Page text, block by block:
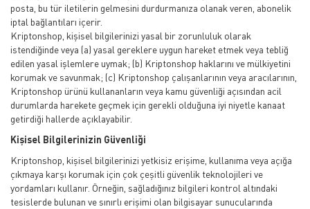
posta, bu tür iletilerin gelmesini durdurmanıza olanak veren, abonelik
iptal bağlantıları içerir.
Kriptonshop, kişisel bilgilerinizi yasal bir zorunluluk olarak
istendiğinde veya (a) yasal gereklere uygun hareket etmek veya tebliğ
edilen yasal işlemlere uymak; (b) Kriptonshop haklarını ve mülkiyetini
korumak ve savunmak; (c) Kriptonshop çalışanlarının veya aracılarının,
Kriptonshop ürünü kullananların veya kamu güvenliği açısından acil
durumlarda harekete geçmek için gerekli olduğuna iyi niyetle kanaat
getirdiği hallerde açıklayabilir.
Kişisel Bilgilerinizin Güvenliği
Kriptonshop, kişisel bilgilerinizi yetkisiz erişime, kullanıma veya açığa
çıkmaya karşı korumak için çok çeşitli güvenlik teknolojileri ve
yordamları kullanır. Örneğin, sağladığınız bilgileri kontrol altındaki
tesislerde bulunan ve sınırlı erişimi olan bilgisayar sunucularında